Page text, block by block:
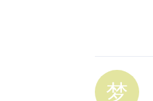
梦